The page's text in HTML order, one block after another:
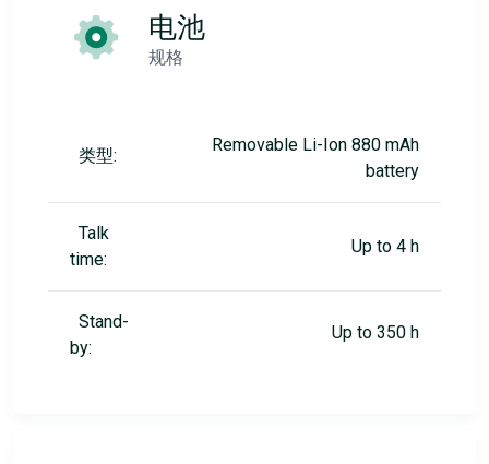
电池
规格
类型:
Removable Li-Ion 880 mAh
battery
Talk
time:
Up to 4 h
Stand-
by:
Up to 350 h